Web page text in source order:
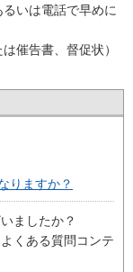
いは電話で早めに
催告書、督促状）
りますか？
ましたか？
くある質問コンテ